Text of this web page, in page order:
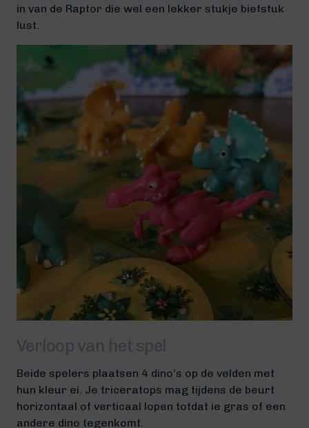
in van de Raptor die wel een lekker stukje biefstuk
lust.
Verloop van het spel
Beide spelers plaatsen 4 dino’s op de velden met
hun kleur ei. Je triceratops mag tijdens de beurt
horizontaal of verticaal lopen totdat ie gras of een
andere dino tegenkomt.